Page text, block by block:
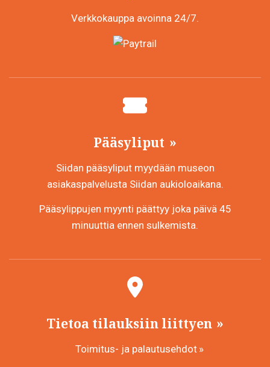
Verkkokauppa avoinna 24/7.
Pääsyliput
Siidan pääsyliput myydään museon
asiakaspalvelusta Siidan aukioloaikana.
Pääsylippujen myynti päättyy joka päivä 45
minuuttia ennen sulkemista.
Tietoa tilauksiin liittyen
Toimitus- ja palautusehdot